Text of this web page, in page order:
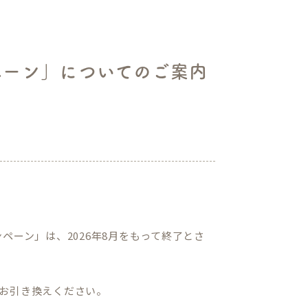
ン」についてのご案内
ーン」は、2026年8月をもって終了とさ
き換えください。